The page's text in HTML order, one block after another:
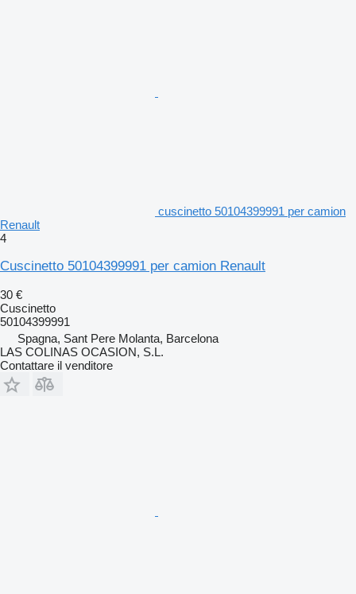
cuscinetto 50104399991 per camion
Renault
4
Cuscinetto 50104399991 per camion Renault
30 €
Cuscinetto
50104399991
Spagna, Sant Pere Molanta, Barcelona
LAS COLINAS OCASION, S.L.
Contattare il venditore